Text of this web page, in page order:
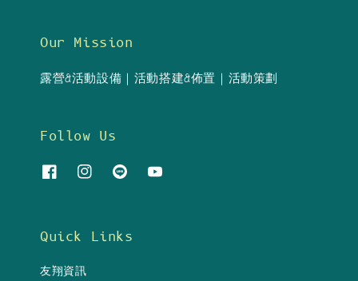
Our Mission
露營&活動設備｜活動搭建&佈置｜活動策劃
Follow Us
Quick Links
友翔資訊